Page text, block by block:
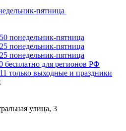
пятница
понедельник-пятница
понедельник-пятница
понедельник-пятница
бесплатно для регионов РФ
только выходные и праздники
улица, 3